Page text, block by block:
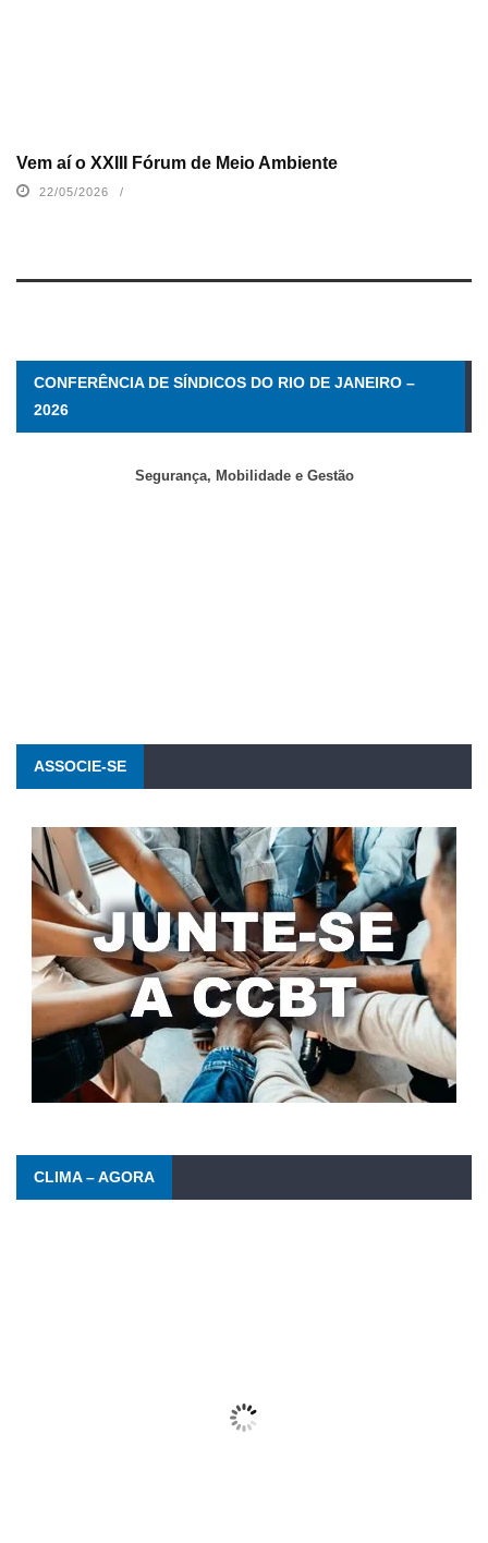
Vem aí o XXIII Fórum de Meio Ambiente
22/05/2026
CONFERÊNCIA DE SÍNDICOS DO RIO DE JANEIRO –
2026
Segurança, Mobilidade e Gestão
ASSOCIE-SE
CLIMA – AGORA
Wind Gust: